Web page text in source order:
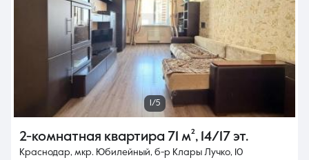
1/5
2-комнатная квартира 71 м², 14/17 эт.
Краснодар, мкр. Юбилейный, б-р Клары Лучко, 10